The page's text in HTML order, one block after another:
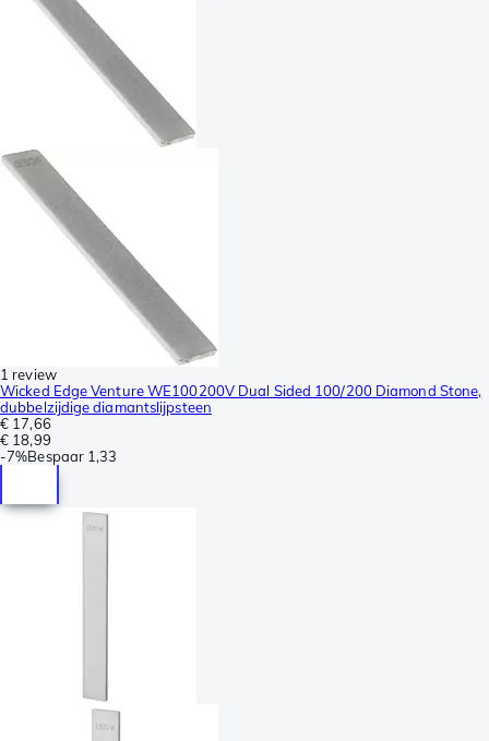
1 review
Wicked Edge Venture WE100200V Dual Sided 100/200 Diamond Stone,
dubbelzijdige diamantslijpsteen
€ 17,66
€ 18,99
-7%Bespaar 1,33